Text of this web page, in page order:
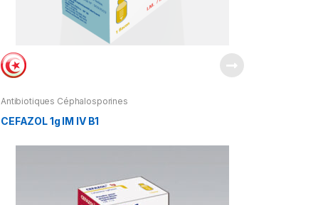
Antibiotiques Céphalosporines
CEFAZOL 1g IM IV B1